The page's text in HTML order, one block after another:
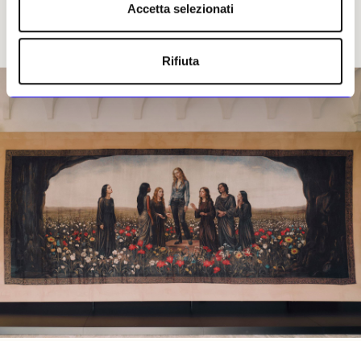
Accetta selezionati
Rifiuta
GUCCI_GUCCI MEMORIA by DEMNA